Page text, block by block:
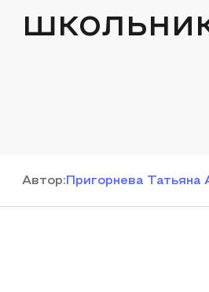
Автор: Пригорнева Татьяна